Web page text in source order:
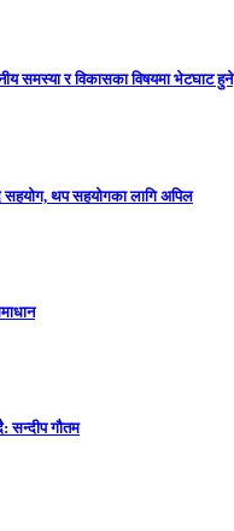
समस्या र विकासका विषयमा भेटघाट हुने
सहयोग, थप सहयोगका लागि अपिल
सन्दीप गौतम